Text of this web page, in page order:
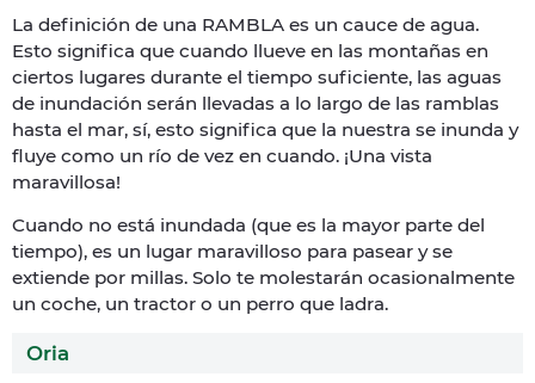
La definición de una RAMBLA es un cauce de agua.
Esto significa que cuando llueve en las montañas en
ciertos lugares durante el tiempo suficiente, las aguas
de inundación serán llevadas a lo largo de las ramblas
hasta el mar, sí, esto significa que la nuestra se inunda y
fluye como un río de vez en cuando. ¡Una vista
maravillosa!
Cuando no está inundada (que es la mayor parte del
tiempo), es un lugar maravilloso para pasear y se
extiende por millas. Solo te molestarán ocasionalmente
un coche, un tractor o un perro que ladra.
Oria